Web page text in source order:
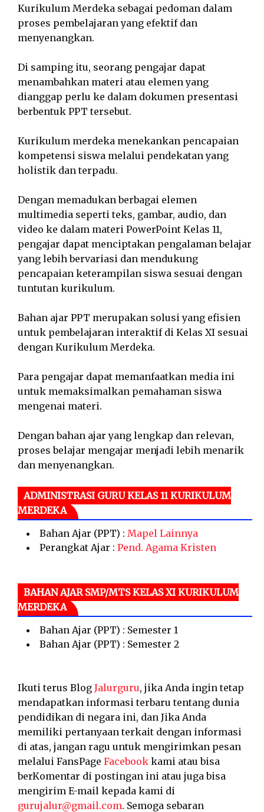
Kurikulum Merdeka sebagai pedoman dalam
proses pembelajaran yang efektif dan
menyenangkan.
Di samping itu, seorang pengajar dapat
menambahkan materi atau elemen yang
dianggap perlu ke dalam dokumen presentasi
berbentuk PPT tersebut.
Kurikulum merdeka menekankan pencapaian
kompetensi siswa melalui pendekatan yang
holistik dan terpadu.
Dengan memadukan berbagai elemen
multimedia seperti teks, gambar, audio, dan
video ke dalam materi PowerPoint Kelas 11,
pengajar dapat menciptakan pengalaman belajar
yang lebih bervariasi dan mendukung
pencapaian keterampilan siswa sesuai dengan
tuntutan kurikulum.
Bahan ajar PPT merupakan solusi yang efisien
untuk pembelajaran interaktif di Kelas XI sesuai
dengan Kurikulum Merdeka.
Para pengajar dapat memanfaatkan media ini
untuk memaksimalkan pemahaman siswa
mengenai materi.
Dengan bahan ajar yang lengkap dan relevan,
proses belajar mengajar menjadi lebih menarik
dan menyenangkan.
ADMINISTRASI GURU KELAS 11 KURIKULUM
MERDEKA
Bahan Ajar (PPT) : Mapel Lainnya
Perangkat Ajar : Pend. Agama Kristen
BAHAN AJAR SMP/MTS KELAS XI KURIKULUM
MERDEKA
Bahan Ajar (PPT) : Semester 1
Bahan Ajar (PPT) : Semester 2
Ikuti terus Blog Jalurguru, jika Anda ingin tetap
mendapatkan informasi terbaru tentang dunia
pendidikan di negara ini, dan Jika Anda
memiliki pertanyaan terkait dengan informasi
di atas, jangan ragu untuk mengirimkan pesan
melalui FansPage Facebook kami atau bisa
berKomentar di postingan ini atau juga bisa
mengirim E-mail kepada kami di
gurujalur@gmail.com. Semoga sebaran